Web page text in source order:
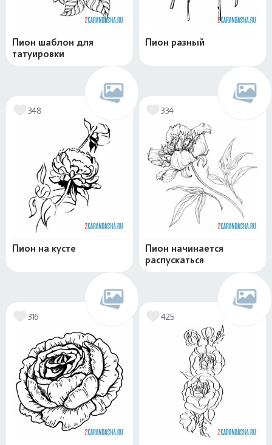
Пион шаблон для
татуировки
Пион разный
348
Пион на кусте
334
Пион начинается
распускаться
316 425